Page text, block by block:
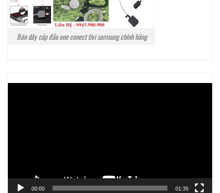
Bán dây cáp đầu one conect tivi samsung chính hãng
00:00 01:35